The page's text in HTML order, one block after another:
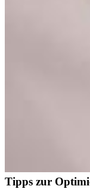
Tipps zur